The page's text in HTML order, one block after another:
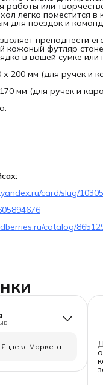
или
легко поместится
для поездок и
преподнести
кожаный футляр
в вашей сумке или
200 мм (для ручек и
мм (для ручек и
card/slug/
catalog/
Маркета
1